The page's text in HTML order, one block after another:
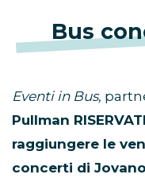
Bus
Eventi in Bus,
Pullman
raggiungere le
concerti di